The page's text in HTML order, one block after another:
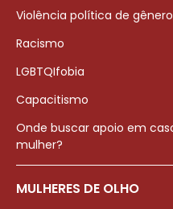
Violência política de gênero
Racismo
LGBTQIfobia
Capacitismo
Onde buscar apoio em
mulher?
MULHERES DE OLHO